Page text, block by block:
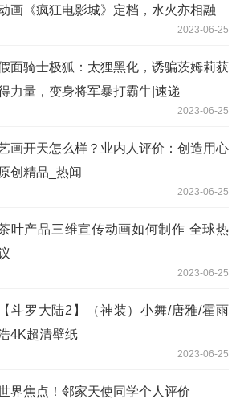
画《疯狂电影城》定档，水火亦相融
2023-06-25
面骑士极狐：太狸黑化，诱骗茨姆莉获
力量，变身将军暴打霸牛|速递
2023-06-25
画开天怎么样？业内人评价：创造用心
原创精品_热闻
2023-06-25
叶产品三维宣传动画如何制作 全球热
2023-06-25
【斗罗大陆2】（神装）小舞/唐雅/霍雨
4K超清壁纸
2023-06-25
界焦点！邻家天使同学个人评价